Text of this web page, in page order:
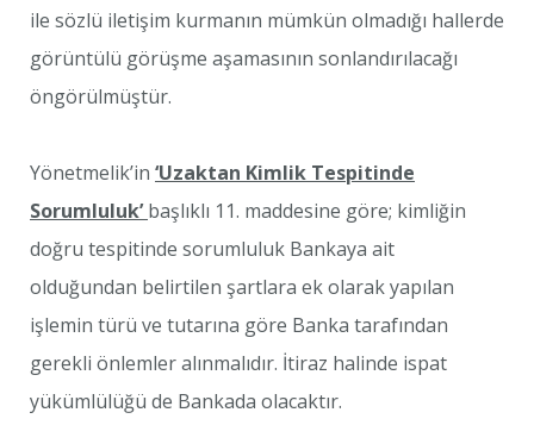
ile sözlü iletişim kurmanın mümkün olmadığı hallerde
görüntülü görüşme aşamasının sonlandırılacağı
öngörülmüştür.
Yönetmelik’in ‘Uzaktan Kimlik Tespitinde
Sorumluluk’başlıklı 11. maddesine göre; kimliğin
doğru tespitinde sorumluluk Bankaya ait
olduğundan belirtilen şartlara ek olarak yapılan
işlemin türü ve tutarına göre Banka tarafından
gerekli önlemler alınmalıdır. İtiraz halinde ispat
yükümlülüğü de Bankada olacaktır.